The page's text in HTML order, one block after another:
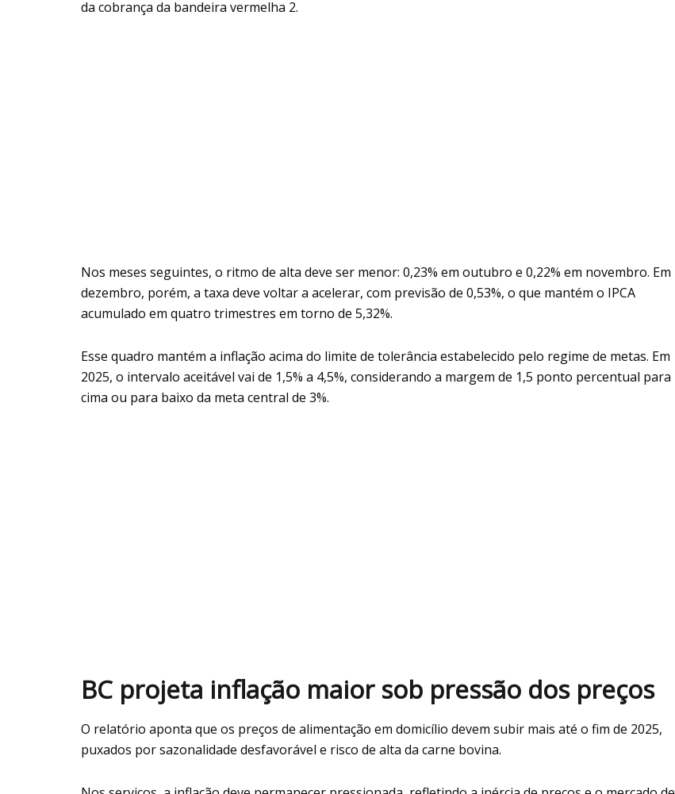
da cobrança da bandeira vermelha 2.
Nos meses seguintes, o ritmo de alta deve ser menor: 0,23% em outubro e 0,22% em novembro. Em
dezembro, porém, a taxa deve voltar a acelerar, com previsão de 0,53%, o que mantém o IPCA
acumulado em quatro trimestres em torno de 5,32%.
Esse quadro mantém a inflação acima do limite de tolerância estabelecido pelo regime de metas. Em
2025, o intervalo aceitável vai de 1,5% a 4,5%, considerando a margem de 1,5 ponto percentual para
cima ou para baixo da meta central de 3%.
BC projeta inflação maior sob pressão dos preços
O relatório aponta que os preços de alimentação em domicílio devem subir mais até o fim de 2025,
puxados por sazonalidade desfavorável e risco de alta da carne bovina.